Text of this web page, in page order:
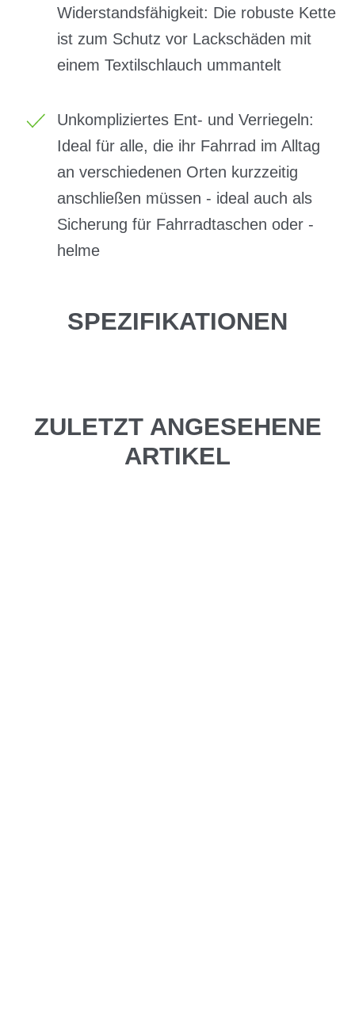
Widerstandsfähigkeit: Die robuste Kette
ist zum Schutz vor Lackschäden mit
einem Textilschlauch ummantelt
Unkompliziertes Ent- und Verriegeln:
Ideal für alle, die ihr Fahrrad im Alltag
an verschiedenen Orten kurzzeitig
anschließen müssen - ideal auch als
Sicherung für Fahrradtaschen oder -
helme
SPEZIFIKATIONEN
ZULETZT ANGESEHENE
ARTIKEL